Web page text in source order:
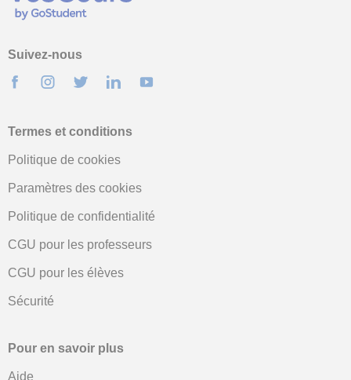
Suivez-nous
Termes et conditions
Politique de cookies
Paramètres des cookies
Politique de confidentialité
CGU pour les professeurs
CGU pour les élèves
Sécurité
Pour en savoir plus
Aide